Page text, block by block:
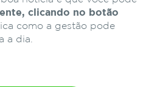
clicando no botão
como a gestão pode
a dia.